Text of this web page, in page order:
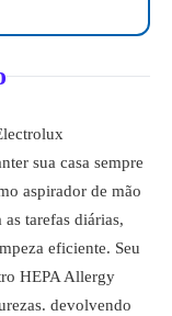
sua casa sempre
aspirador de mão
tarefas diárias,
eficiente. Seu
HEPA Allergy
devolvendo